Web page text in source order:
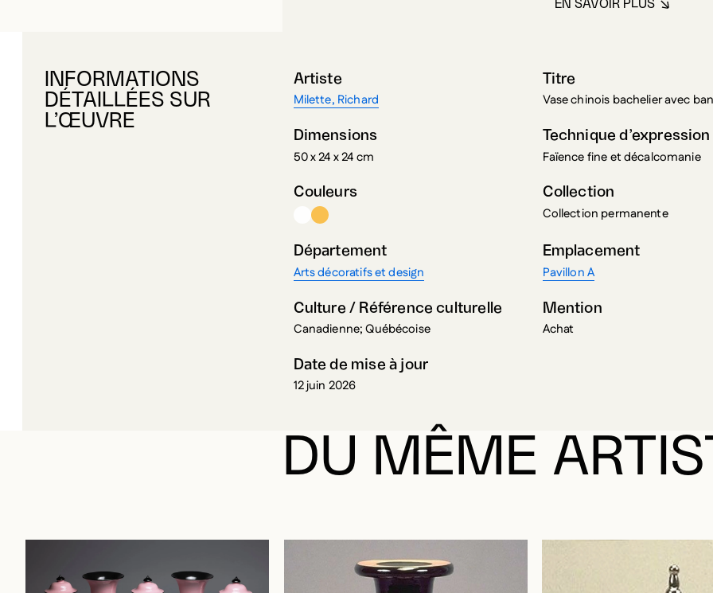
INFORMATIONS
DÉTAILLÉES SUR
L’ŒUVRE
Artiste
Milette, Richard
Titre
Vase chinois bachelier avec
Dimensions
50 x 24 x 24 cm
Technique d’expression
Faïence fine et décalcomanie
Couleurs Collection
Collection permanente
Département
Arts décoratifs et design
Emplacement
Pavillon A
Culture / Référence culturelle
Canadienne; Québécoise
Mention
Achat
Date de mise à jour
12 juin 2026
DU MÊME